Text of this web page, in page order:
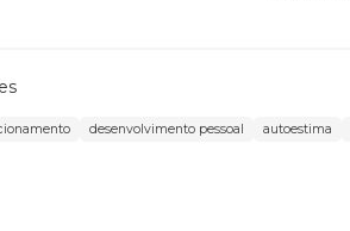
desenvolvimento pessoal autoestima